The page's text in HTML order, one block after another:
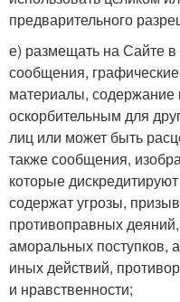
предварительного
е) размещать на Сайте в
сообщения,
материалы, содержание
оскорбительным для
лиц или может быть
также сообщения,
которые
содержат угрозы,
противоправных
аморальных
иных действий,
и нравственности;